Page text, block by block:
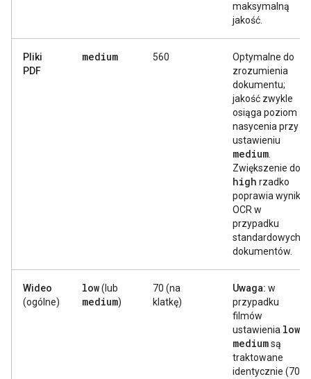
maksymalną
jakość.
Pliki
PDF
medium 560
Optymalne do
zrozumienia
dokumentu;
jakość zwykle
osiąga poziom
nasycenia przy
ustawieniu
medium
Zwiększenie do
high rzadko
poprawia wyniki
OCR w
przypadku
standardowych
dokumentów.
Wideo
(ogólne)
low(lub
medium)
70 (na
klatkę)
Uwaga: w
przypadku
filmów
ustawienia low
mediumsą
traktowane
identycznie (70